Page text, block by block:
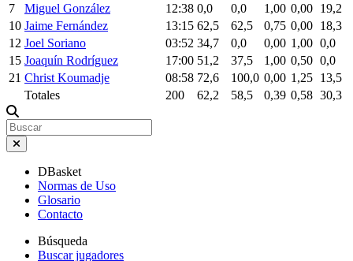
7
Miguel González 12:38 0,0 0,0 1,00 0,00 19,2
10 Jaime Fernández 13:15 62,5 62,5 0,75 0,00 18,3
12 Joel Soriano 03:52 34,7 0,0 0,00 1,00 0,0
15 Joaquín Rodríguez 17:00 51,2 37,5 1,00 0,50 0,0
21 Christ Koumadje 08:58 72,6 100,0 0,00 1,25 13,5
Totales
200 62,2 58,5 0,39 0,58 30,3
DBasket
Normas de Uso
Glosario
Contacto
Búsqueda
Buscar jugadores